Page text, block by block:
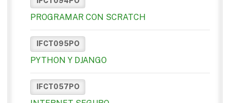
PROGRAMAR CON SCRATCH
IFCT095PO
PYTHON Y DJANGO
IFCT057PO